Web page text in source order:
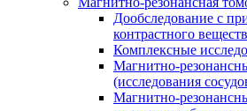
Дообследование с
контрастного
Комплексные
Магнитно-
(исследования
Магнитно-